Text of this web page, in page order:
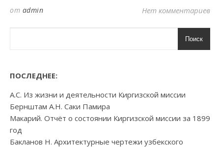
от admin Нет комментариев
Поиск
ПОСЛЕДНЕЕ:
А.С. Из жизни и деятельности Киргизской миссии
Бернштам А.Н. Саки Памира
Макарий. Отчёт о состоянии Киргизской миссии за 1899
год
Бакланов Н. Архитектурные чертежи узбекского